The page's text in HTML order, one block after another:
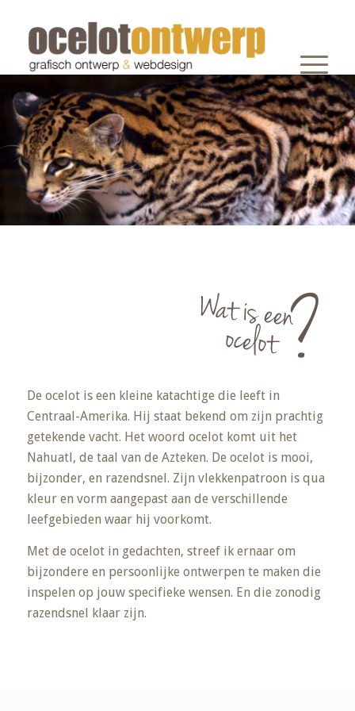
De ocelot is een kleine katachtige die leeft in
Centraal-Amerika. Hij staat bekend om zijn prachtig
getekende vacht. Het woord ocelot komt uit het
Nahuatl, de taal van de Azteken. De ocelot is mooi,
bijzonder, en razendsnel. Zijn vlekkenpatroon is qua
kleur en vorm aangepast aan de verschillende
leefgebieden waar hij voorkomt.
Met de ocelot in gedachten, streef ik ernaar om
bijzondere en persoonlijke ontwerpen te maken die
inspelen op jouw specifieke wensen. En die zonodig
razendsnel klaar zijn.